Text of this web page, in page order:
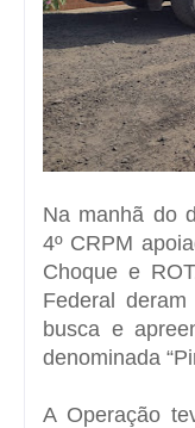
Na manhã do
4º CRPM
Choque e
Federal
busca e
denominada
A Operação